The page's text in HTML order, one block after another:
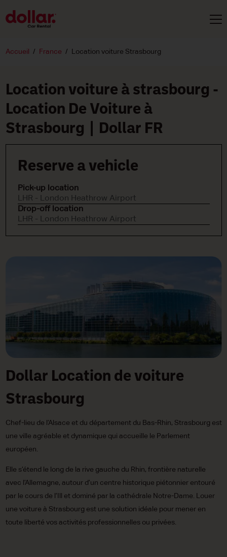
Accueil France Location voiture Strasbourg
Location voiture à strasbourg -
Location De Voiture à
Strasbourg | Dollar FR
Reserve a vehicle
Pick-up location
LHR - London Heathrow Airport
Drop-off location
LHR - London Heathrow Airport
Dollar Location de voiture
Strasbourg
Chef-lieu de l’Alsace et du département du Bas-Rhin, Strasbourg est
une ville agréable et dynamique qui accueille le Parlement
européen.
Elle s’étend le long de la rive gauche du Rhin, frontière naturelle
avec l’Allemagne, autour d’un centre historique piétonnier entouré
par le cours de l’Ill et dominé par la cathédrale Notre-Dame. Louer
une voiture à Strasbourg est une solution idéale pour mener en
toute liberté vos activités professionnelles ou privées.